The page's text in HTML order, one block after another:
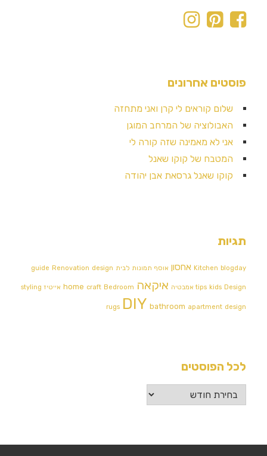
פוסטים אחרונים
שלום קוראים לי קרן ואני מתחזה
האבולוציה של המרחב המוגן
אני לא מאמינה שזה קורה לי
המטבח של קוקו שאנל
קוקו שאנל גרסאת אבן יהודה
תגיות
Kitchen blogday אחסון אוסף תמונות לבית guide Renovation design
tips kids Design אמבטיה איקאה home craft Bedroom אייטיז styling
rugs DIY bathroom apartment design
לכל הפוסטים
לכל
הפוסטים